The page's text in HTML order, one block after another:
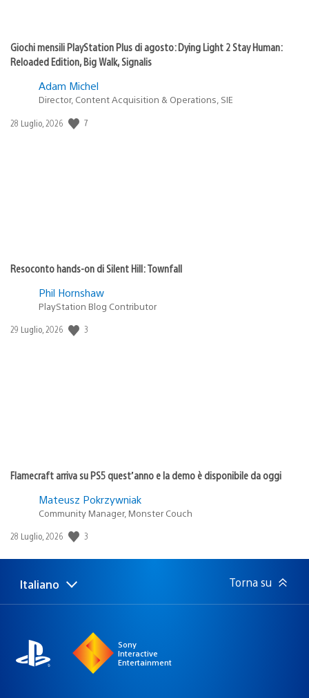
Giochi mensili PlayStation Plus di agosto: Dying Light 2 Stay Human:
Reloaded Edition, Big Walk, Signalis
Adam Michel
Director, Content Acquisition & Operations, SIE
Data
28 Luglio, 2026 7
Resoconto hands-on di Silent Hill: Townfall
Phil Hornshaw
PlayStation Blog Contributor
Data
29 Luglio, 2026 3
Flamecraft arriva su PS5 quest’anno e la demo è disponibile da oggi
Mateusz Pokrzywniak
Community Manager, Monster Couch
Data
pubblicazione:
28 Luglio, 2026 3
Seleziona
una
Regione
attuale:
Italiano Torna su
Sony
Interactive
Entertainment